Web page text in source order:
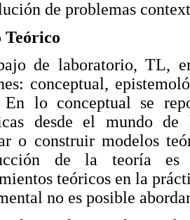
de problemas
de laboratorio, TL,
conceptual,
En lo conceptual se
desde el mundo de
o construir modelos
de la teoría
teóricos en la
no es posible